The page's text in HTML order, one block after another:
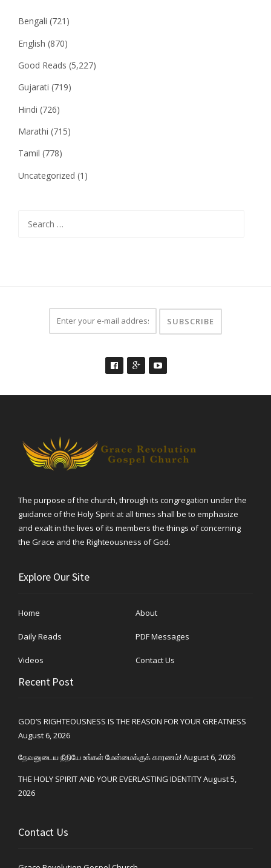
Bengali (721)
English (870)
Good Reads (5,227)
Gujarati (719)
Hindi (726)
Marathi (715)
Tamil (778)
Uncategorized (1)
for:
The purpose of the church, through its congregation under the
guidance of the Holy Spirit at all times shall be to emphasize
and exalt in the lives of its members the things of concerning
the Grace and the Righteousness of God.
Explore Our Site
Home About
Daily Reads PDF Messages
Videos Contact Us
Recent Post
GOD’S RIGHTEOUSNESS IS THE REASON FOR YOUR GREATNESS
August 6, 2026
தேவனுடைய நீதியே உங்கள் மேன்மைக்குக் காரணம்! August 6, 2026
THE HOLY SPIRIT AND YOUR EVERLASTING IDENTITYAugust 5,
2026
Contact Us